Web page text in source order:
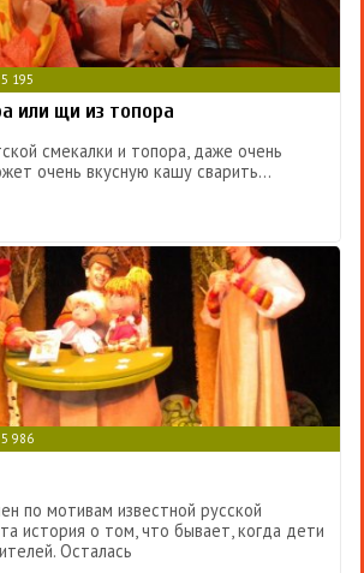
5 195
или щи из топора
смекалки и топора, даже очень
очень вкусную кашу сварить...
5 986
по мотивам известной русской
история о том, что бывает, когда дети
Осталась